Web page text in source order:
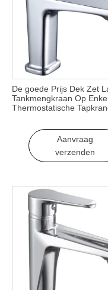
De goede Prijs Dek Zet
Tankmengkraan Op
Thermostatische
Aanvraag
verzenden